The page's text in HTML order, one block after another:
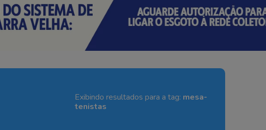
Exibindo resultados para a tag: mesa-
tenistas